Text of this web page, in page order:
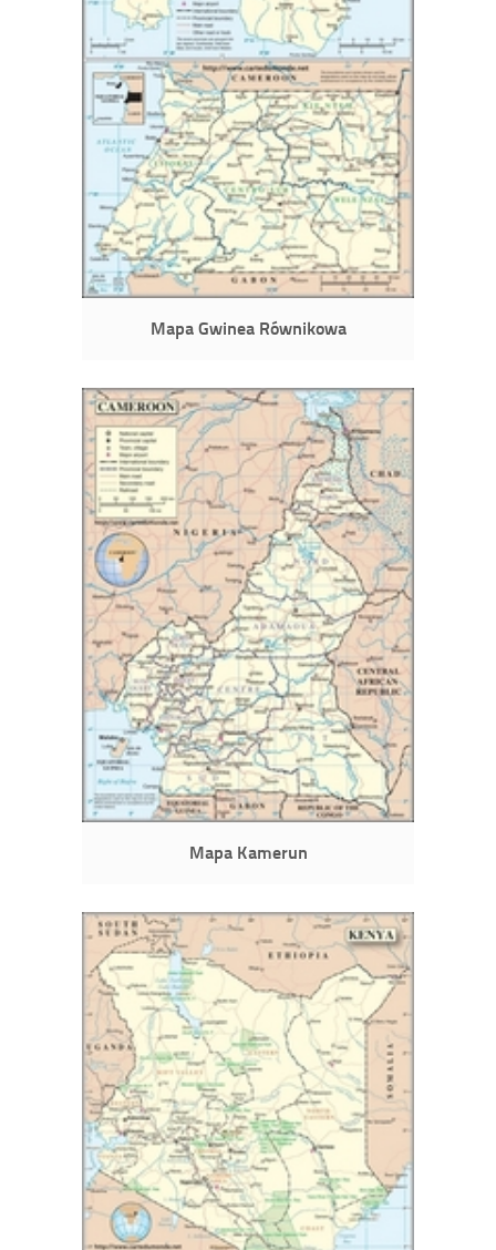
Mapa Gwinea Równikowa
Mapa Kamerun